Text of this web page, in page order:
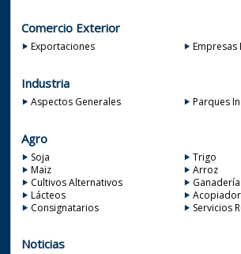
Comercio Exterior
Exportaciones
Industria
Aspectos Generales Parques
Agro
Soja
Trigo
Maiz
Arroz
Cultivos Alternativos
Ganadería
Lácteos
Consignatarios
Servicios
Noticias